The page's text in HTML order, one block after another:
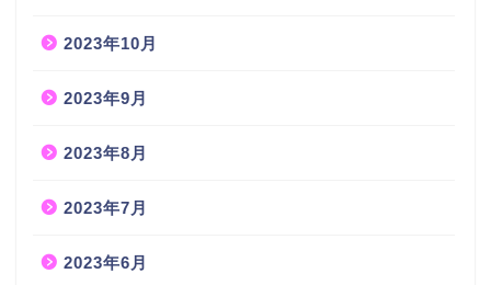
2023年10月
2023年9月
2023年8月
2023年7月
2023年6月